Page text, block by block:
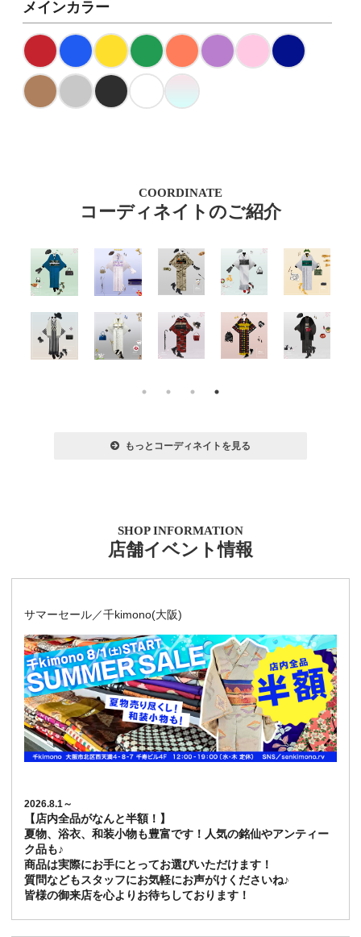
メインカラー
COORDINATE
コーディネイトのご紹介
もっとコーディネイトを見る
SHOP INFORMATION
店舗イベント情報
サマーセール／千kimono(大阪)
2026.8.1～
【店内全品がなんと半額！】
夏物、浴衣、和装小物も豊富です！人気の銘仙やアンティー
ク品も♪
商品は実際にお手にとってお選びいただけます！
質問などもスタッフにお気軽にお声がけくださいね♪
皆様の御来店を心よりお待ちしております！